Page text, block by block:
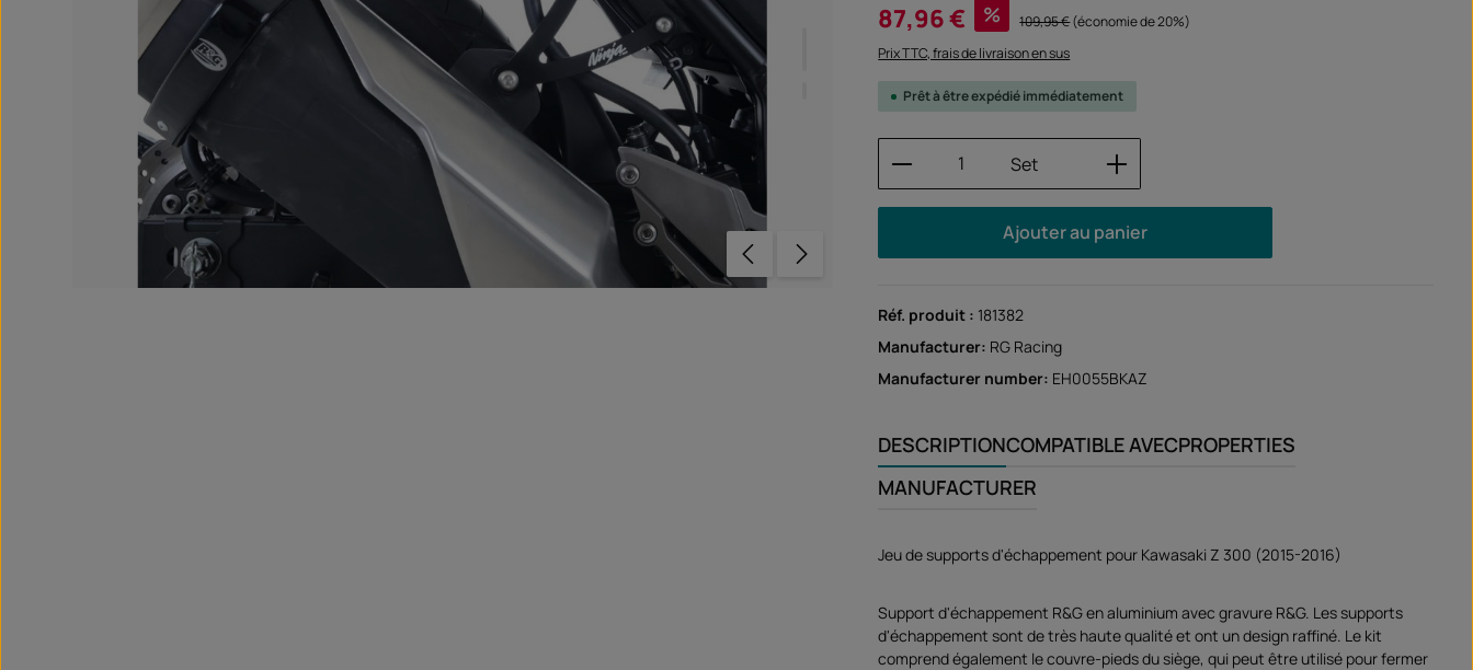
Prix de vente :
87,96 € % Prix régulier :
109,95 €(économie de 20%)
Prix TTC, frais de livraison en sus
Prêt à être expédié immédiatement
Quantité de produit : Entrez la quantité
Set
Ajouter au panier
Réf. produit : 181382
Manufacturer: RG Racing
Manufacturer number: EH0055BKAZ
DESCRIPTIONCOMPATIBLE AVECPROPERTIES
MANUFACTURER
Jeu de supports d'échappement pour Kawasaki Z 300 (2015-2016)
Support d'échappement R&G en aluminium avec gravure R&G. Les supports
d'échappement sont de très haute qualité et ont un design raffiné. Le kit
comprend également le couvre-pieds du siège, qui peut être utilisé pour fermer